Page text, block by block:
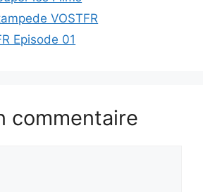
VOSTFR
Episode 01
commentaire